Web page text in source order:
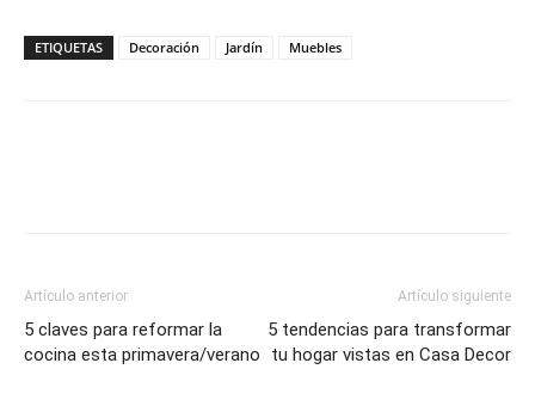
ETIQUETAS Decoración Jardín Muebles
Artículo anterior
5 claves para reformar la
cocina esta primavera/verano
Artículo siguiente
5 tendencias para transformar
tu hogar vistas en Casa Decor